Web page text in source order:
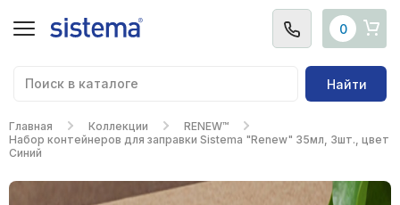
0
Найти
Главная Коллекции
RENEW™
Набор контейнеров для заправки Sistema "Renew" 35мл, 3шт., цвет
Синий